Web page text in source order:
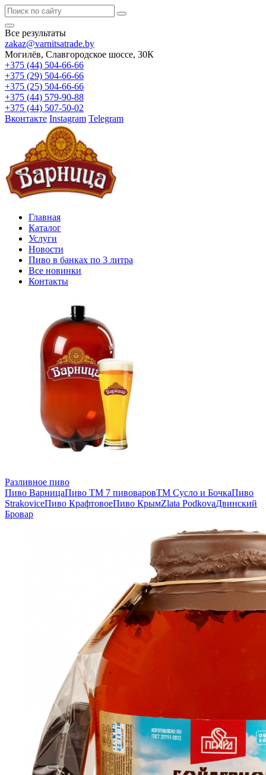
Все результаты
zakaz@varnitsatrade.by
Могилёв, Славгородское шоссе, 30К
+375 (44) 504-66-66
+375 (29) 504-66-66
+375 (25) 504-66-66
+375 (44) 579-90-88
+375 (44) 507-50-02
Вконтакте Instagram Telegram
Главная
Каталог
Услуги
Новости
Пиво в банках по 3 литра
Все новинки
Контакты
Разливное пиво
Пиво ВарницаПиво ТМ 7 пивоваровТМ Сусло и БочкаПиво
StrakoviceПиво КрафтовоеПиво КрымZlata PodkovaДвинский
Бровар